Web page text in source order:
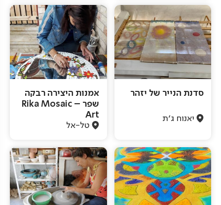
סדנת הנייר של יזהר
יאנוח ג'ת
אמנות היצירה רבקה
שפר – Rika Mosaic
Art
טל-אל